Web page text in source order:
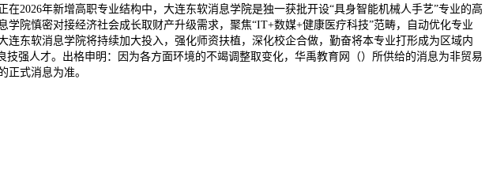
2026年新增高职专业结构中，大连东软消息学院是独一获批开设“具身智能机械人手艺”专业的高
院慎密对接经济社会成长取财产升级需求，聚焦“IT+数媒+健康医疗科技”范畴，自动优化专业
东软消息学院将持续加大投入，强化师资扶植，深化校企合做，勤奋将本专业打形成为区域内
强人才。出格申明：因为各方面环境的不竭调整取变化，华禹教育网（）所供给的消息为非贸易
式消息为准。